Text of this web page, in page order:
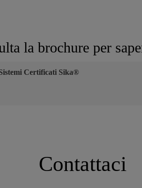
la brochure per
Certificati Sika®
Contattaci